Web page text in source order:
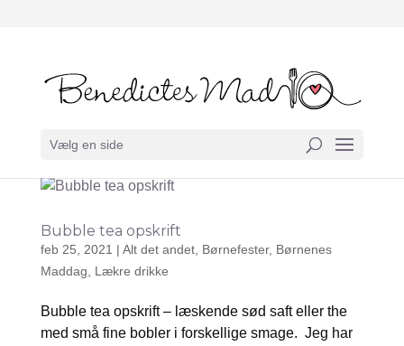
Vælg en side
Bubble tea opskrift
feb 25, 2021 | Alt det andet, Børnefester, Børnenes
Maddag
Lækre drikke
Bubble tea opskrift – læskende sød saft eller the
med små fine bobler i forskellige smage. Jeg har